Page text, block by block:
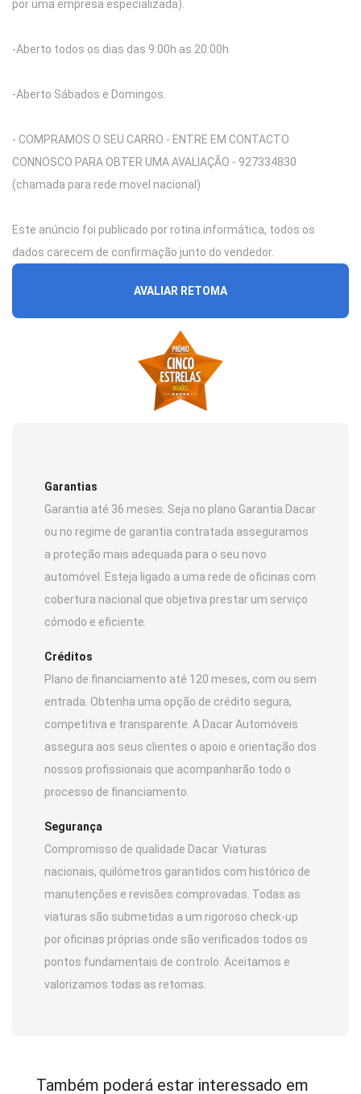
por uma empresa especializada).
-Aberto todos os dias das 9:00h as 20:00h
-Aberto Sábados e Domingos.
- COMPRAMOS O SEU CARRO - ENTRE EM CONTACTO
CONNOSCO PARA OBTER UMA AVALIAÇÃO - 927334830
(chamada para rede movel nacional)
Este anúncio foi publicado por rotina informática, todos os
dados carecem de confirmação junto do vendedor.
AVALIAR RETOMA
Garantias
Garantia até 36 meses. Seja no plano Garantia Dacar
ou no regime de garantia contratada asseguramos
a proteção mais adequada para o seu novo
automóvel. Esteja ligado a uma rede de oficinas com
cobertura nacional que objetiva prestar um serviço
cómodo e eficiente.
Créditos
Plano de financiamento até 120 meses, com ou sem
entrada. Obtenha uma opção de crédito segura,
competitiva e transparente. A Dacar Automóveis
assegura aos seus clientes o apoio e orientação dos
nossos profissionais que acompanharão todo o
processo de financiamento.
Segurança
Compromisso de qualidade Dacar. Viaturas
nacionais, quilómetros garantidos com histórico de
manutenções e revisões comprovadas. Todas as
viaturas são submetidas a um rigoroso check-up
por oficinas próprias onde são verificados todos os
pontos fundamentais de controlo. Aceitamos e
valorizamos todas as retomas.
Também poderá estar interessado em